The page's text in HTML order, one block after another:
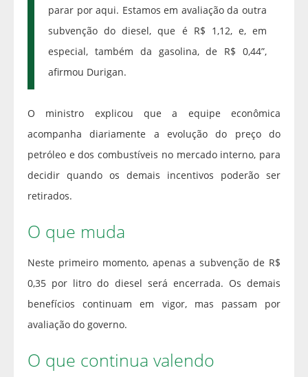
parar por aqui. Estamos em avaliação da outra
subvenção do diesel, que é R$ 1,12, e, em
especial, também da gasolina, de R$ 0,44”,
afirmou Durigan.
O ministro explicou que a equipe econômica
acompanha diariamente a evolução do preço do
petróleo e dos combustíveis no mercado interno, para
decidir quando os demais incentivos poderão ser
retirados.
O que muda
Neste primeiro momento, apenas a subvenção de R$
0,35 por litro do diesel será encerrada. Os demais
benefícios continuam em vigor, mas passam por
avaliação do governo.
O que continua valendo